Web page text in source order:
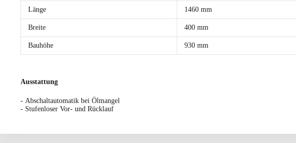
Länge 1460 mm
Breite 400 mm
Bauhöhe 930 mm
Ausstattung
- Abschaltautomatik bei Ölmangel
- Stufenloser Vor- und Rücklauf